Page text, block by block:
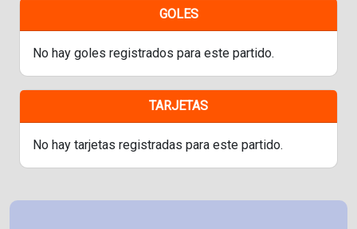
GOLES
No hay goles registrados para este partido.
TARJETAS
No hay tarjetas registradas para este partido.